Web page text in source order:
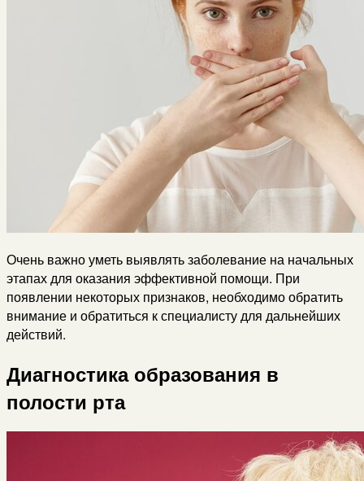
Очень важно уметь выявлять заболевание на начальных
этапах для оказания эффективной помощи. При
появлении некоторых признаков, необходимо обратить
внимание и обратиться к специалисту для дальнейших
действий.
Диагностика образования в
полости рта